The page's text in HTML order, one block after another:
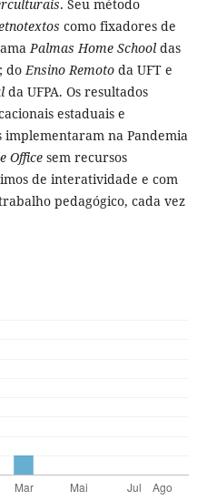
. Seu método
como fixadores de
Palmas Home Schooldas
doEnsino Remotoda UFT e
da UFPA. Os resultados
estaduais e
na Pandemia
Officesem recursos
de interatividade e com
pedagógico, cada vez